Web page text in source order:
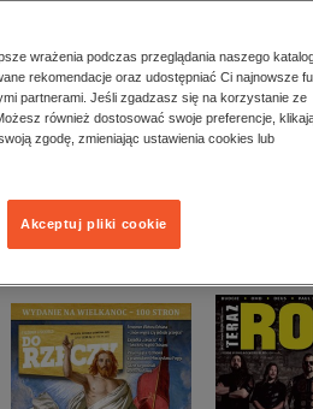
wrażenia podczas przeglądania naszego
rekomendacje oraz udostępniać Ci najnowsze
partnerami. Jeśli zgadzasz się na korzystanie ze
również dostosować swoje preferencje,
zgodę, zmieniając ustawienia cookies lub
Akceptuj pliki cookie